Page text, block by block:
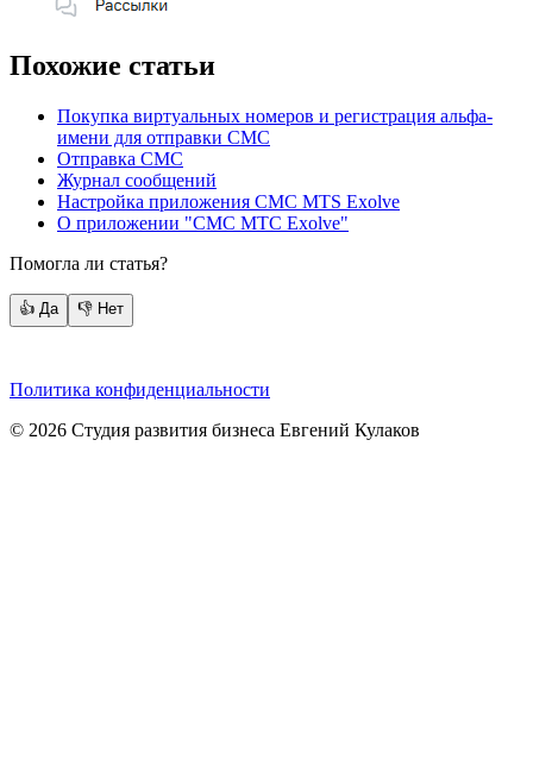
Похожие статьи
Покупка виртуальных номеров и регистрация альфа-
имени для отправки СМС
Отправка СМС
Журнал сообщений
Настройка приложения СМС MTS Exolve
О приложении "СМС МТС Exolve"
Помогла ли статья?
👍 Да 👎 Нет
Политика конфиденциальности
© 2026 Студия развития бизнеса Евгений Кулаков